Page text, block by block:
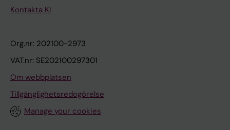
Kontakta KI
Org.nr: 202100-2973
VAT.nr: SE202100297301
Om webbplatsen
Tillgänglighetsredogörelse
Manage your cookies